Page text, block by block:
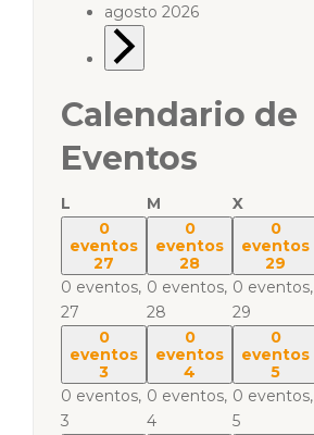
agosto 2026
Calendario de
Eventos
L M X
0
eventos
27
0 eventos,
27
0
eventos
28
0 eventos,
28
0
eventos
29
0 eventos,
29
0
eventos
3
0 eventos,
3
0
eventos
4
0 eventos,
4
0
eventos
5
0 eventos,
5